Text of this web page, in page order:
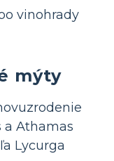
vinohrady
mýty
a Athamas
Lycurga